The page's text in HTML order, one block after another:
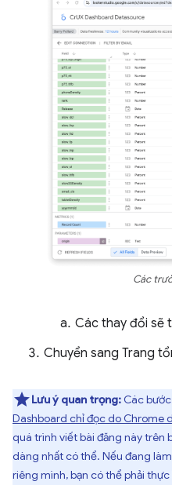
Các
Các thay đổi sẽ
Chuyển sang Trang
Lưu ý quan trọng: Các
Dashboard chỉ đọc do Chrome
quá trình viết bài đăng này trên
dàng nhất có thể. Nếu đang
riêng mình, bạn có thể phải